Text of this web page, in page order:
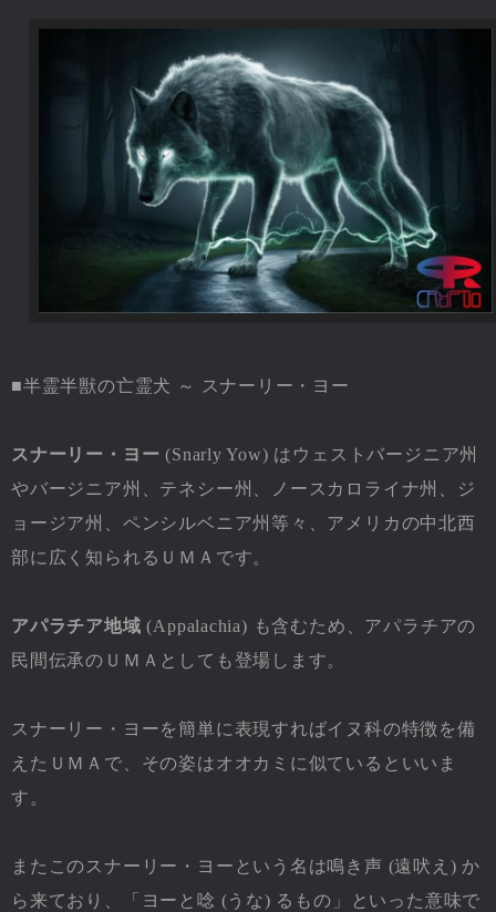
■半霊半獣の亡霊犬 ～ スナーリー・ヨー
スナーリー・ヨー (Snarly Yow) はウェストバージニア州
やバージニア州、テネシー州、ノースカロライナ州、ジ
ョージア州、ペンシルベニア州等々、アメリカの中北西
部に広く知られるＵＭＡです。
アパラチア地域 (Appalachia) も含むため、アパラチアの
民間伝承のＵＭＡとしても登場します。
スナーリー・ヨーを簡単に表現すればイヌ科の特徴を備
えたＵＭＡで、その姿はオオカミに似ているといいま
す。
またこのスナーリー・ヨーという名は鳴き声 (遠吠え) か
ら来ており、「ヨーと唸 (うな) るもの」といった意味で